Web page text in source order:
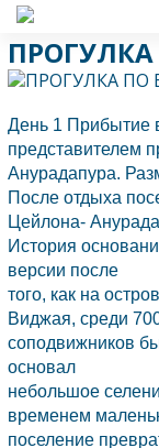
День 1 Прибытие
представителем
Анурадапура.
После отдыха
Цейлона-
История
версии после
того, как на
Виджая, среди
соподвижников
основал
небольшое
временем
поселение